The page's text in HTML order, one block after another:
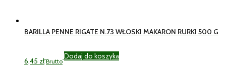
BARILLA PENNE RIGATE N.73 WŁOSKI MAKARON RURKI 500 G
6,45 zł Brutto
Dodaj do koszyka